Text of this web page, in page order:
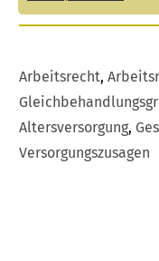
Arbeitsrecht,
Altersversorgung,
Versorgungszusagen